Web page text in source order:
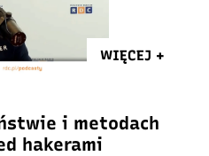
WIĘCEJ +
i metodach
hakerami